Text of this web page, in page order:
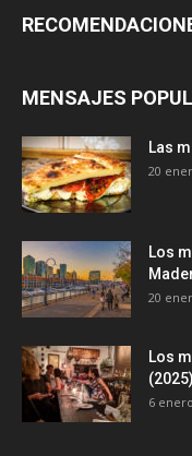
MENSAJES
Las
20
Los
20
Los
(2025)
6